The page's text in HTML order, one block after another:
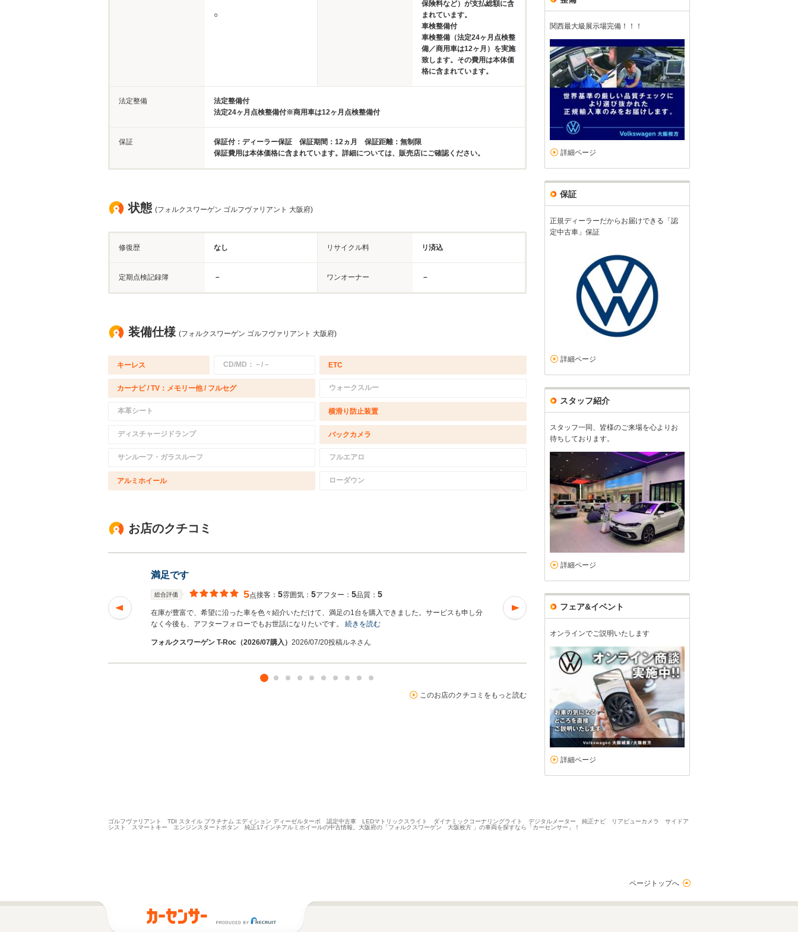
○
保険料など）が支払総額に含
まれています。
車検整備付
車検整備（法定24ヶ月点検整
備／商用車は12ヶ月）を実施
致します。その費用は本体価
格に含まれています。
法定整備
法定整備付
法定24ヶ月点検整備付※商用車は12ヶ月点検整備付
保証
保証付：ディーラー保証 保証期間：12ヵ月 保証距離：無制限
保証費用は本体価格に含まれています。詳細については、販売店にご確認ください。
状態 (フォルクスワーゲン ゴルフヴァリアント 大阪府)
修復歴 なし リサイクル料 リ済込
定期点検記録簿 － ワンオーナー －
装備仕様 (フォルクスワーゲン ゴルフヴァリアント 大阪府)
キーレス CD/MD：－/－ ETC
カーナビ / TV：メモリー他 / フルセグ ウォークスルー
本革シート 横滑り防止装置
ディスチャージドランプ バックカメラ
サンルーフ・ガラスルーフ フルエアロ
アルミホイール ローダウン
お店のクチコミ
満足です
総合評価 5点接客： 5雰囲気： 5アフター： 5品質： 5
在庫が豊富で、希望に沿った車を色々紹介いただけて、満足の1台を購入できました。サービスも申し分
なく今後も、アフターフォローでもお世話になりたいです。 続きを読む
フォルクスワーゲン T-Roc（2026/07購入） 2026/07/20投稿ルネさん
総合評価 5点接客：
中古車の購入にもかかわらず、店の皆さんに大変親切に対応いただき
このお店のクチコミをもっと読む
関西最大級展示場完備！！！
詳細ページ
保証
正規ディーラーだからお届けできる「認
定中古車」保証
詳細ページ
スタッフ紹介
スタッフ一同、皆様のご来場を心よりお
待ちしております。
詳細ページ
フェア&イベント
オンラインでご説明いたします
詳細ページ
ゴルフヴァリアント TDI スタイル プラチナム エディション ディーゼルターボ 認定中古車 LEDマトリックスライト ダイナミックコーナリングライト デジタルメーター 純正ナビ リアビューカメラ サイドア
シスト スマートキー エンジンスタートボタン 純正17インチアルミホイールの中古情報。大阪府の「フォルクスワーゲン 大阪枚方 」の車両を探すなら「カーセンサー」！
ページトップへ